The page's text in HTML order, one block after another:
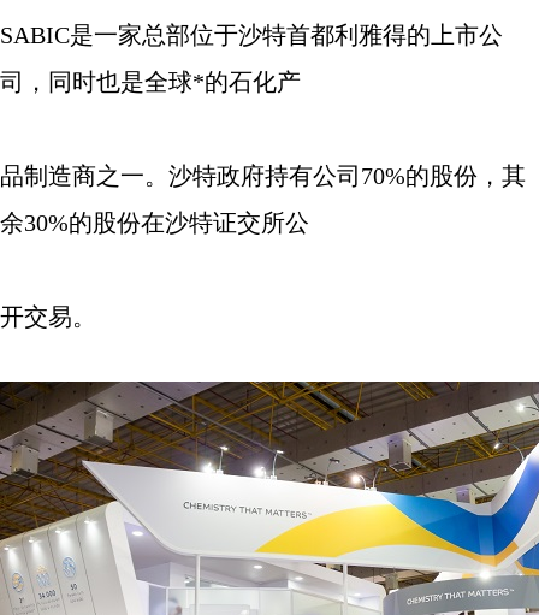
SABIC是一家总部位于沙特首都利雅得的上市公
司，同时也是全球*的石化产
品制造商之一。沙特政府持有公司 70%的股份，其
余30%的股份在沙特证交所公
开交易。